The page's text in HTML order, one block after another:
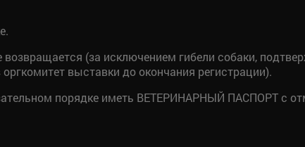
(за исключением гибели собаки,
выставки до окончания регистрации).
порядке иметь ВЕТЕРИНАРНЫЙ ПАСПОРТ с